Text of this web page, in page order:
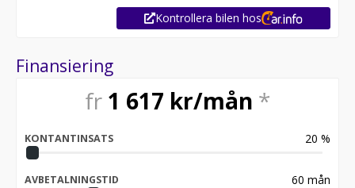
Kontrollera bilen hos
Finansiering
fr 1 617 kr/mån *
KONTANTINSATS 20 %
AVBETALNINGSTID 60 mån